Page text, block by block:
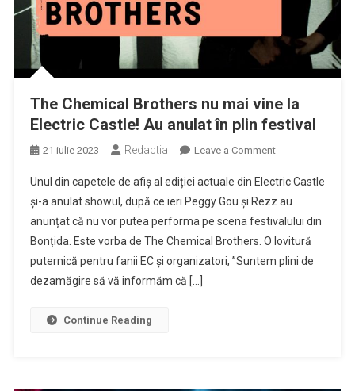
The Chemical Brothers nu mai vine la
Electric Castle! Au anulat în plin festival
21 iulie 2023 Redactia Leave a Commenton
Chemical
Brothers
nu
mai
vine
plin
Unul din capetele de afiș al ediției actuale din Electric Castle
și-a anulat showul, după ce ieri Peggy Gou și Rezz au
anunțat că nu vor putea performa pe scena festivalului din
Bonțida. Este vorba de The Chemical Brothers. O lovitură
puternică pentru fanii EC și organizatori, ”Suntem plini de
dezamăgire să vă informăm că […]
Continue Reading